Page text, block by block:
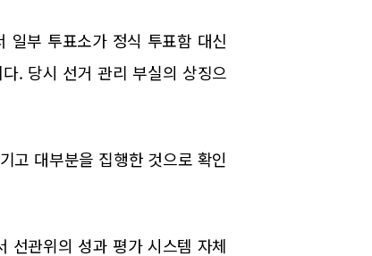
일부 투표소가 정식 투표함 대신
. 당시 선거 관리 부실의 상징으
고 대부분을 집행한 것으로 확인
선관위의 성과 평가 시스템 자체